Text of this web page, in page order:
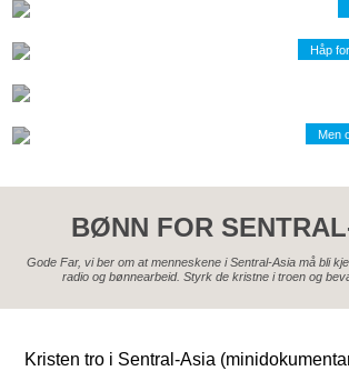
Håp
Men
BØNN FOR
Gode Far, vi ber om at menneskene i Sentral-Asia må bli
radio og bønnearbeid. Styrk de kristne i troen og
Kristen tro i Sentral-Asia